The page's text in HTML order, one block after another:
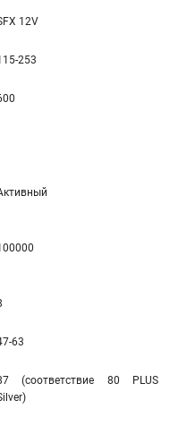
12V
253
63
(соответствие 80 PLUS